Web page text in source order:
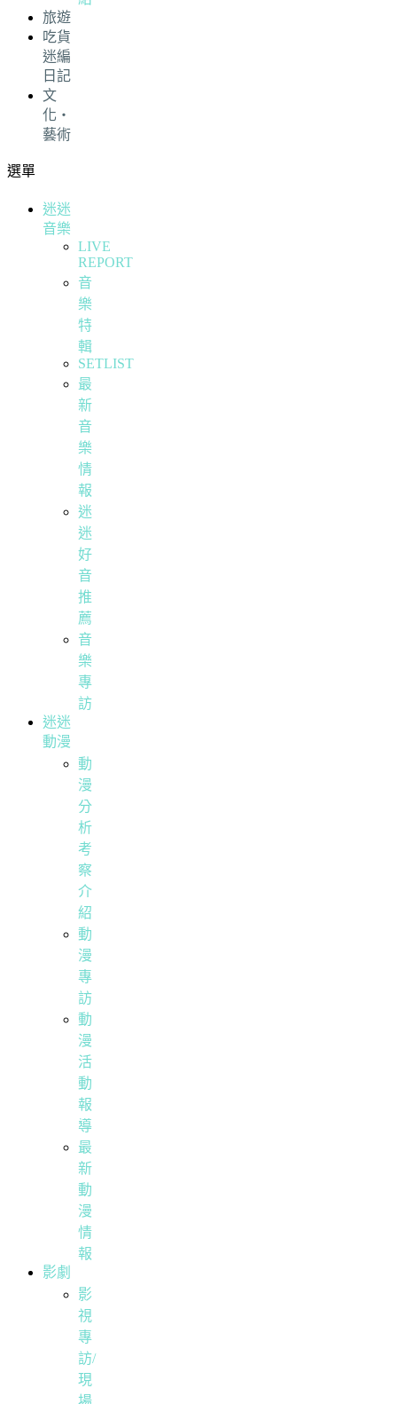
旅遊
吃貨
迷編
日記
文
化・
藝術
選單
迷迷
音樂
LIVE
REPORT
音
樂
特
輯
SETLIST
最
新
音
樂
情
報
迷
迷
好
音
推
薦
音
樂
專
訪
迷迷
動漫
動
漫
分
析
考
察
介
紹
動
漫
專
訪
動
漫
活
動
報
導
最
新
動
漫
情
報
影劇
影
視
專
訪/
現
場